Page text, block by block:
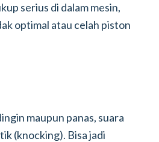
serius di dalam mesin,
optimal atau celah piston
maupun panas, suara
(knocking). Bisa jadi